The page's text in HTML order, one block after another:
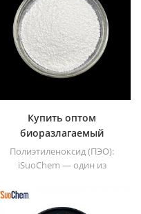
Купить оптом
биоразлагаемый
порошок
полиэтиленоксида ПЭО
Полиэтиленоксид (ПЭО):
iSuoChem — один из
экспортеров и поставщиков
полиэтиленоксида (ПЭО) в